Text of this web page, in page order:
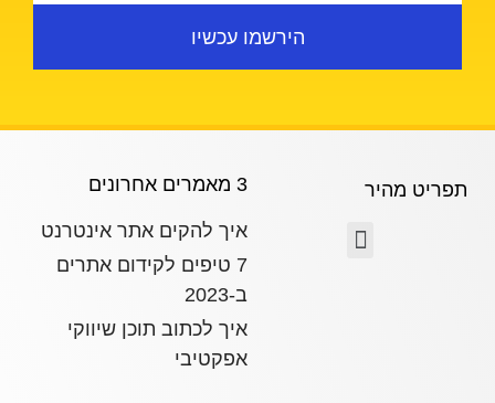
הירשמו עכשיו
תפריט מהיר 3 מאמרים אחרונים
איך להקים אתר אינטרנט
7 טיפים לקידום אתרים
ב-2023
איך לכתוב תוכן שיווקי
אפקטיבי